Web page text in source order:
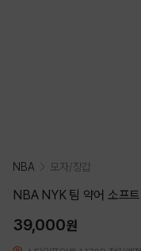
NBA 모자/장갑
NBA NYK 팀 약어 소프
39,000원